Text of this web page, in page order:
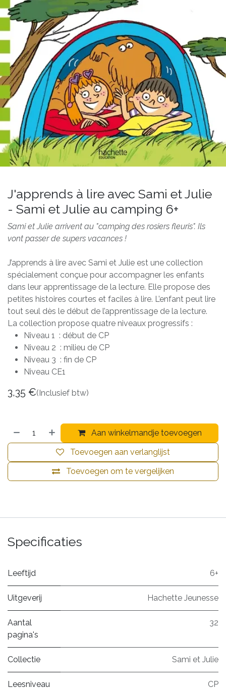
J'apprends à lire avec Sami et Julie
- Sami et Julie au camping 6+
Sami et Julie arrivent au "camping des rosiers fleuris". Ils
vont passer de supers vacances !
J’apprends à lire avec Sami et Julie est une collection
spécialement conçue pour accompagner les enfants
dans leur apprentissage de la lecture. Elle propose des
petites histoires courtes et faciles à lire. L’enfant peut lire
tout seul dès le début de l’apprentissage de la lecture.
La collection propose quatre niveaux progressifs :
Niveau 1 : début de CP
Niveau 2 : milieu de CP
Niveau 3 : fin de CP
Niveau CE1
3,35 €(Inclusief btw)
Aan winkelmandje toevoegen
Toevoegen om te vergelijken
Toevoegen aan verlanglijst
Specificaties
Leeftijd 6+
Uitgeverij Hachette Jeunesse
Aantal
pagina's
32
Collectie Sami et Julie
Leesniveau CP